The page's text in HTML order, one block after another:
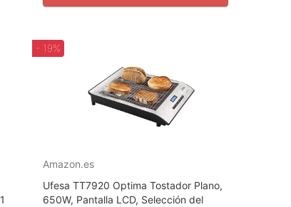
- 19%
Amazon.es
Ufesa TT7920 Optima Tostador Plano,
650W, Pantalla LCD, Selección del